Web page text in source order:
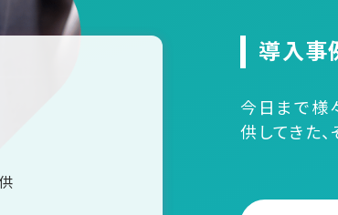
導入事
今日まで様
供してきた